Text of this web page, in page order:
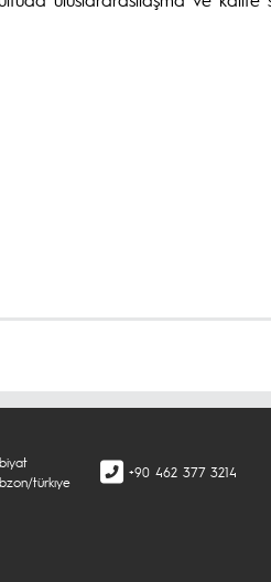
türkıye
+90 462 377 3214